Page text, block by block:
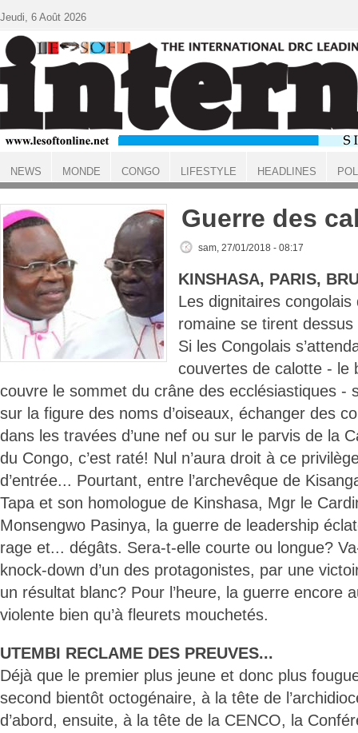
ACCUEIL
Guerre des
sam, 27/01/2018 - 08:17
KINSHASA, PARIS,
Les dignitaires congolais
romaine se tirent
Si les Congolais
couvertes de calotte - le
couvre le sommet du crâne des ecclésiastiques -
sur la figure des noms d’oiseaux, échanger des
dans les travées d’une nef ou sur le parvis de la
du Congo, c’est raté! Nul n’aura droit à ce
d’entrée... Pourtant, entre l’archevêque de
Tapa et son homologue de Kinshasa, Mgr le
Monsengwo Pasinya, la guerre de leadership
rage et... dégâts. Sera-t-elle courte ou longue?
knock-down d’un des protagonistes, par une
un résultat blanc? Pour l’heure, la guerre encore
violente bien qu’à fleurets mouchetés.
UTEMBI RECLAME DES PREUVES...
Déjà que le premier plus jeune et donc plus
second bientôt octogénaire, à la tête de
d’abord, ensuite, à la tête de la CENCO, la
Jeudi, 6 Août 2026
NEWS MONDE CONGO LIFESTYLE HEADLINES